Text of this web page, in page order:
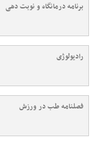
برنامه درمانگاه و نوبت دهی
رادیولوژی
فصلنامه طب در ورزش